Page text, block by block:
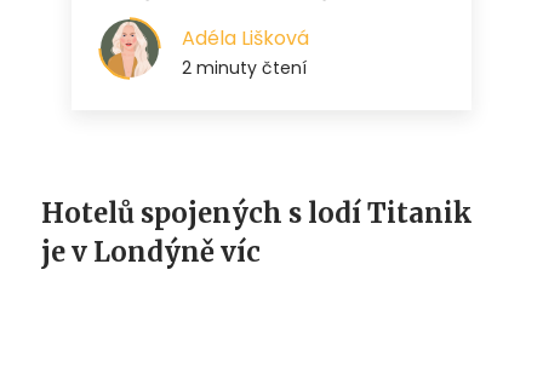
Hotelů spojených s lodí Titanik
je v Londýně víc